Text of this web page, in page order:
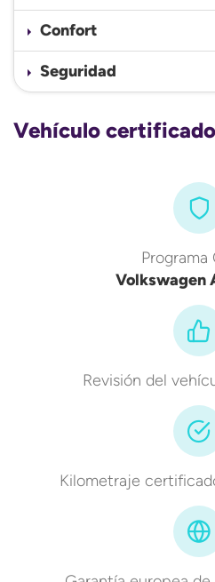
Confort
Seguridad
Vehículo certificado
Programa
Volkswagen
Revisión del
Kilometraje